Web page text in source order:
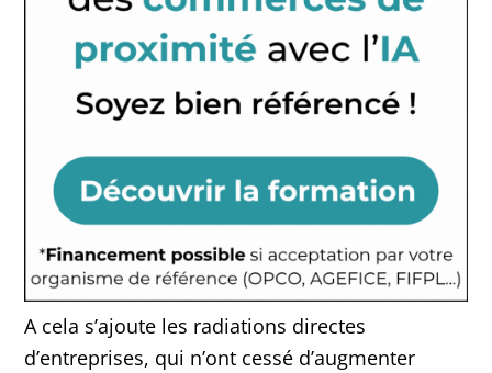
A cela s’ajoute les radiations directes
d’entreprises, qui n’ont cessé d’augmenter